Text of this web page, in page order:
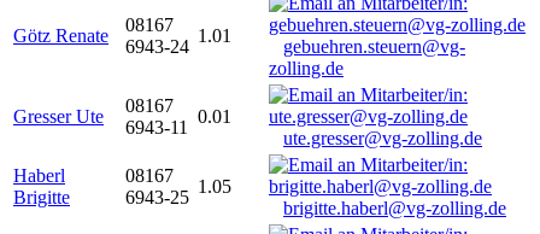
Götz Renate
08167
6943-24
1.01
gebuehren.steuern@vg-
zolling.de
Gresser Ute
08167
6943-11
0.01
ute.gresser@vg-zolling.de
Haberl
Brigitte
08167
6943-25
1.05
brigitte.haberl@vg-zolling.de